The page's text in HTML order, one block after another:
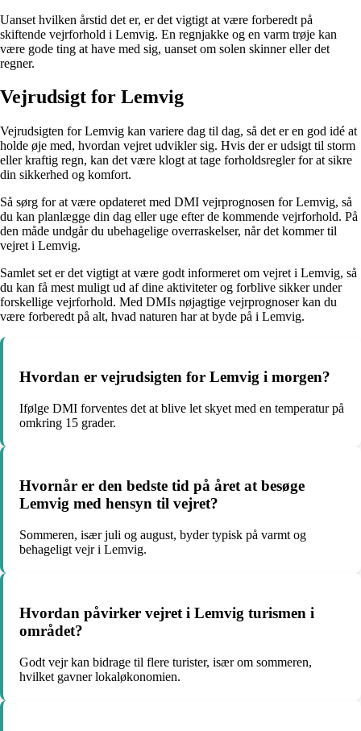
Uanset hvilken årstid det er, er det vigtigt at være forberedt på
skiftende vejrforhold i Lemvig. En regnjakke og en varm trøje kan
være gode ting at have med sig, uanset om solen skinner eller det
regner.
Vejrudsigt for Lemvig
Vejrudsigten for Lemvig kan variere dag til dag, så det er en god idé at
holde øje med, hvordan vejret udvikler sig. Hvis der er udsigt til storm
eller kraftig regn, kan det være klogt at tage forholdsregler for at sikre
din sikkerhed og komfort.
Så sørg for at være opdateret med DMI vejrprognosen for Lemvig, så
du kan planlægge din dag eller uge efter de kommende vejrforhold. På
den måde undgår du ubehagelige overraskelser, når det kommer til
vejret i Lemvig.
Samlet set er det vigtigt at være godt informeret om vejret i Lemvig, så
du kan få mest muligt ud af dine aktiviteter og forblive sikker under
forskellige vejrforhold. Med DMIs nøjagtige vejrprognoser kan du
være forberedt på alt, hvad naturen har at byde på i Lemvig.
Hvordan er vejrudsigten for Lemvig i morgen?
Ifølge DMI forventes det at blive let skyet med en temperatur på
omkring 15 grader.
Hvornår er den bedste tid på året at besøge
Lemvig med hensyn til vejret?
Sommeren, især juli og august, byder typisk på varmt og
behageligt vejr i Lemvig.
Hvordan påvirker vejret i Lemvig turismen i
området?
Godt vejr kan bidrage til flere turister, især om sommeren,
hvilket gavner lokaløkonomien.